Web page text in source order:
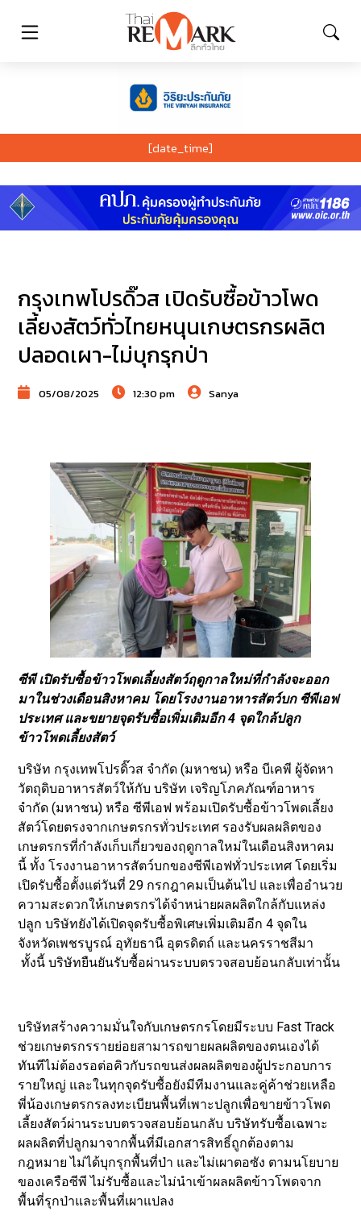
[date_time]
กรุงเทพโปรดิ๊วส เปิดรับซื้อข้าวโพด
เลี้ยงสัตว์ทั่วไทยหนุนเกษตรกรผลิต
ปลอดเผา-ไม่บุกรุกป่า
05/08/2025 12:30 pm Sanya
ซีพี เปิดรับซื้อข้าวโพดเลี้ยงสัตว์ฤดูกาลใหม่ที่กำลังจะออก
มาในช่วงเดือนสิงหาคม โดยโรงงานอาหารสัตว์บก ซีพีเอฟ
ประเทศ และขยายจุดรับซื้อเพิ่มเติมอีก 4 จุดใกล้ปลูก
ข้าวโพดเลี้ยงสัตว์
บริษัท กรุงเทพโปรดิ๊วส จำกัด (มหาชน) หรือ บีเคพี ผู้จัดหา
วัตถุดิบอาหารสัตว์ให้กับ บริษัท เจริญโภคภัณฑ์อาหาร
จำกัด (มหาชน) หรือ ซีพีเอฟ พร้อมเปิดรับซื้อข้าวโพดเลี้ยง
สัตว์โดยตรงจากเกษตรกรทั่วประเทศ รองรับผลผลิตของ
เกษตรกรที่กำลังเก็บเกี่ยวของฤดูกาลใหม่ในเดือนสิงหาคม
นี้ ทั้ง โรงงานอาหารสัตว์บกของซีพีเอฟทั่วประเทศ โดยเริ่ม
เปิดรับซื้อตั้งแต่วันที่ 29 กรกฎาคมเป็นต้นไป และเพื่ออำนวย
ความสะดวกให้เกษตรกรได้จำหน่ายผลผลิตใกล้กับแหล่ง
ปลูก บริษัทยังได้เปิดจุดรับซื้อพิเศษเพิ่มเติมอีก 4 จุดใน
จังหวัดเพชรบูรณ์ อุทัยธานี อุตรดิตถ์ และนครราชสีมา
ทั้งนี้ บริษัทยืนยันรับซื้อผ่านระบบตรวจสอบย้อนกลับเท่านั้น
บริษัทสร้างความมั่นใจกับเกษตรกรโดยมีระบบ Fast Track
ช่วยเกษตรกรรายย่อยสามารถขายผลผลิตของตนเองได้
ทันทีไม่ต้องรอต่อคิวกับรถขนส่งผลผลิตของผู้ประกอบการ
รายใหญ่ และในทุกจุดรับซื้อยังมีทีมงานและคู่ค้าช่วยเหลือ
พี่น้องเกษตรกรลงทะเบียนพื้นที่เพาะปลูกเพื่อขายข้าวโพด
เลี้ยงสัตว์ผ่านระบบตรวจสอบย้อนกลับ บริษัทรับซื้อเฉพาะ
ผลผลิตที่ปลูกมาจากพื้นที่มีเอกสารสิทธิ์ถูกต้องตาม
กฎหมาย ไม่ได้บุกรุกพื้นที่ป่า และไม่เผาตอซัง ตามนโยบาย
ของเครือซีพี ไม่รับซื้อและไม่นำเข้าผลผลิตข้าวโพดจาก
พื้นที่รุกป่าและพื้นที่เผาแปลง